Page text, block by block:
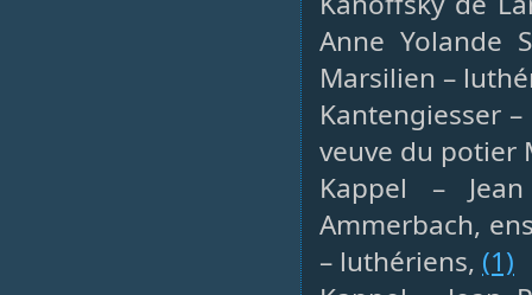
Anne Yolande
Marsilien –
Kantengiesser
veuve du potier
Kappel –
Ammerbach,
– luthériens, (1)